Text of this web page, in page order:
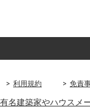
利用規約 免責
有名建築家やハウスメ